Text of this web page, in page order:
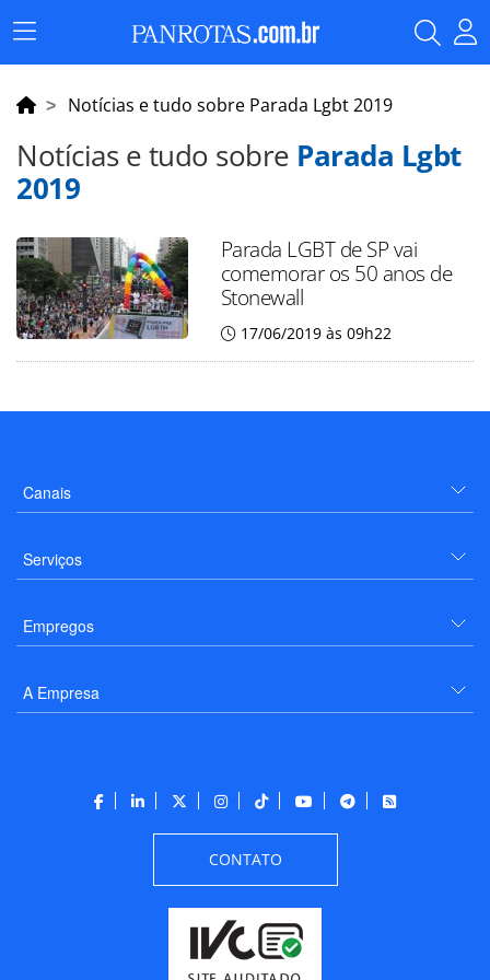
Menu
Principal
Notícias e tudo sobre Parada Lgbt 2019
Notícias e tudo sobre Parada Lgbt
2019
Parada LGBT de SP vai
comemorar os 50 anos de
Stonewall
17/06/2019 às 09h22
Canais
Serviços
Empregos
A Empresa
CONTATO